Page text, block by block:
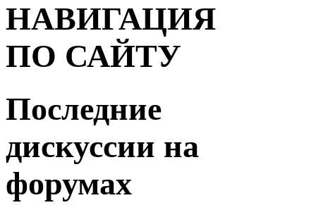
НАВИГАЦИЯ
ПО САЙТУ
Последние
дискуссии на
форумах